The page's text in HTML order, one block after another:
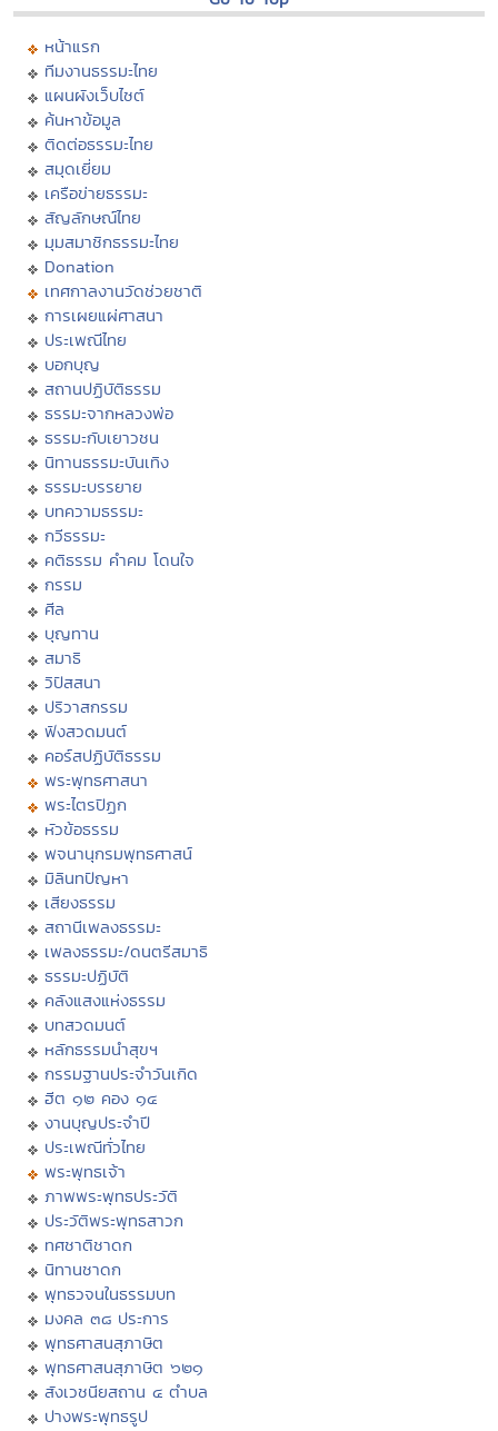
หน้าแรก
ทีมงานธรรมะไทย
แผนผังเว็บไซต์
ค้นหาข้อมูล
ติดต่อธรรมะไทย
สมุดเยี่ยม
เครือข่ายธรรมะ
สัญลักษณ์ไทย
มุมสมาชิกธรรมะไทย
Donation
เทศกาลงานวัดช่วยชาติ
การเผยแผ่ศาสนา
ประเพณีไทย
บอกบุญ
สถานปฏิบัติธรรม
ธรรมะจากหลวงพ่อ
ธรรมะกับเยาวชน
นิทานธรรมะบันเทิง
ธรรมะบรรยาย
บทความธรรมะ
กวีธรรมะ
คติธรรม คำคม โดนใจ
กรรม
ศีล
บุญทาน
สมาธิ
วิปัสสนา
ปริวาสกรรม
ฟังสวดมนต์
คอร์สปฏิบัติธรรม
พระพุทธศาสนา
พระไตรปิฏก
หัวข้อธรรม
พจนานุกรมพุทธศาสน์
มิลินทปัญหา
เสียงธรรม
สถานีเพลงธรรมะ
เพลงธรรมะ/ดนตรีสมาธิ
ธรรมะปฏิบัติ
คลังแสงแห่งธรรม
บทสวดมนต์
หลักธรรมนำสุขฯ
กรรมฐานประจำวันเกิด
ฮีต ๑๒ คอง ๑๔
งานบุญประจำปี
ประเพณีทั่วไทย
พระพุทธเจ้า
ภาพพระพุทธประวัติ
ประวัติพระพุทธสาวก
ทศชาติชาดก
นิทานชาดก
พุทธวจนในธรรมบท
มงคล ๓๘ ประการ
พุทธศาสนสุภาษิต
พุทธศาสนสุภาษิต ๖๒๑
สังเวชนียสถาน ๔ ตำบล
ปางพระพุทธรูป